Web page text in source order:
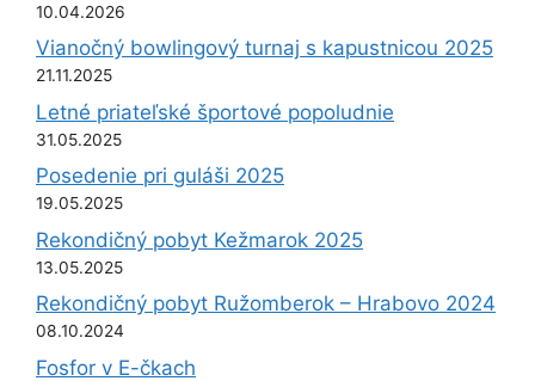
10.04.2026
Vianočný bowlingový turnaj s kapustnicou 2025
21.11.2025
Letné priateľské športové popoludnie
31.05.2025
Posedenie pri guláši 2025
19.05.2025
Rekondičný pobyt Kežmarok 2025
13.05.2025
Rekondičný pobyt Ružomberok – Hrabovo 2024
08.10.2024
Fosfor v E-čkach